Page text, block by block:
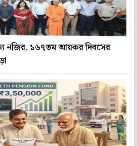
নজির, ১৬৭তম আয়কর দিবসের